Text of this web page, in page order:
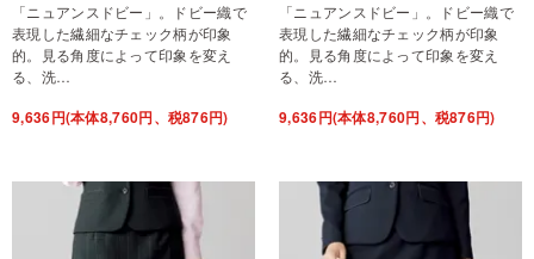
「ニュアンスドビー」。ドビー織で
表現した繊細なチェック柄が印象
的。見る角度によって印象を変え
る、洗…
9,636円(本体8,760円、税876円)
「ニュアンスドビー」。ドビー織で
表現した繊細なチェック柄が印象
的。見る角度によって印象を変え
る、洗…
9,636円(本体8,760円、税876円)